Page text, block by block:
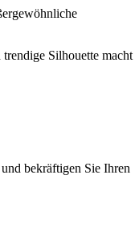
Silhouette macht
bekräftigen Sie Ihren